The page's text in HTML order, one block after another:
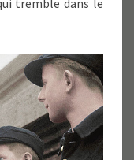
tremble dans le